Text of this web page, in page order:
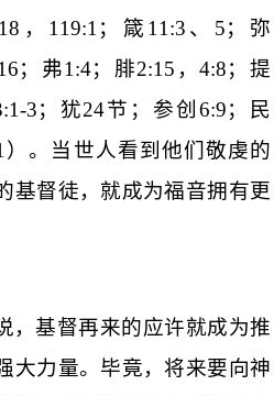
， 119:1 ；箴 11:3 、 5；弥
；弗1:4；腓2:15 ，4:8；提
3；犹24节；参创6:9；民
）。当世人看到他们敬虔的
基督徒，就成为福音拥有更
，基督再来的应许就成为推
大力量。毕竟，将来要向神